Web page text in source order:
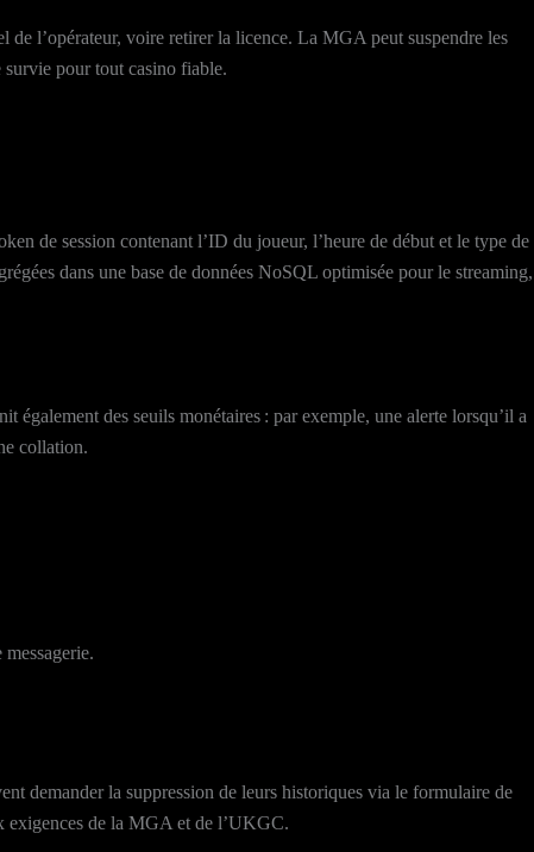
de l’opérateur, voire retirer la licence. La MGA peut suspendre les
survie pour tout casino fiable.
de session contenant l’ID du joueur, l’heure de début et le type de
dans une base de données NoSQL optimisée pour le streaming,
des seuils monétaires : par exemple, une alerte lorsqu’il a
collation.
demander la suppression de leurs historiques via le formulaire de
exigences de la MGA et de l’UKGC.